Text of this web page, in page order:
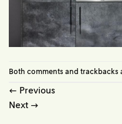
Both comments and trackbacks
← Previous
Next →